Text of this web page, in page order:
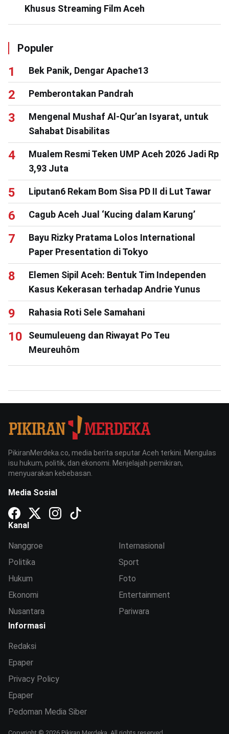
Khusus Streaming Film Aceh
Populer
Bek Panik, Dengar Apache13
Pemberontakan Pandrah
Mengenal Mushaf Al-Qur’an Isyarat, untuk
Sahabat Disabilitas
Mualem Resmi Teken UMP Aceh 2026 Jadi Rp
3,93 Juta
Liputan6 Rekam Bom Sisa PD II di Lut Tawar
Cagub Aceh Jual ‘Kucing dalam Karung’
Bayu Rizky Pratama Lolos International
Paper Presentation di Tokyo
Elemen Sipil Aceh: Bentuk Tim Independen
Kasus Kekerasan terhadap Andrie Yunus
Rahasia Roti Sele Samahani
Seumuleueng dan Riwayat Po Teu
Meureuhôm
PikiranMerdeka.co, media berita seputar Aceh terkini. Mengulas
isu hukum, politik, dan ekonomi. Menjelajah pemikiran,
menyuarakan kebebasan.
Media Sosial
Kanal
Nanggroe
Politika
Hukum
Ekonomi
Nusantara
Internasional
Sport
Foto
Entertainment
Pariwara
Informasi
Redaksi
Epaper
Privacy Policy
Epaper
Pedoman Media Siber